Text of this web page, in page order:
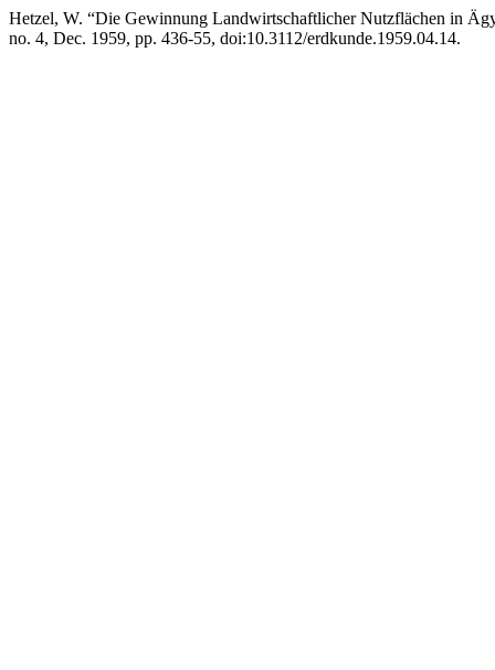
Hetzel, W. “Die Gewinnung Landwirtschaftlicher Nutzflächen in
no. 4, Dec. 1959, pp. 436-55, doi:10.3112/erdkunde.1959.04.14.